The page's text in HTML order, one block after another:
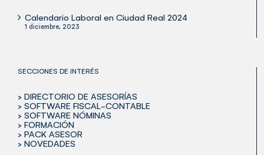
Calendario Laboral en Ciudad Real 2024
1 diciembre, 2023
SECCIONES DE INTERÉS
> DIRECTORIO DE ASESORÍAS
> SOFTWARE FISCAL-CONTABLE
> SOFTWARE NÓMINAS
> FORMACIÓN
> PACK ASESOR
> NOVEDADES